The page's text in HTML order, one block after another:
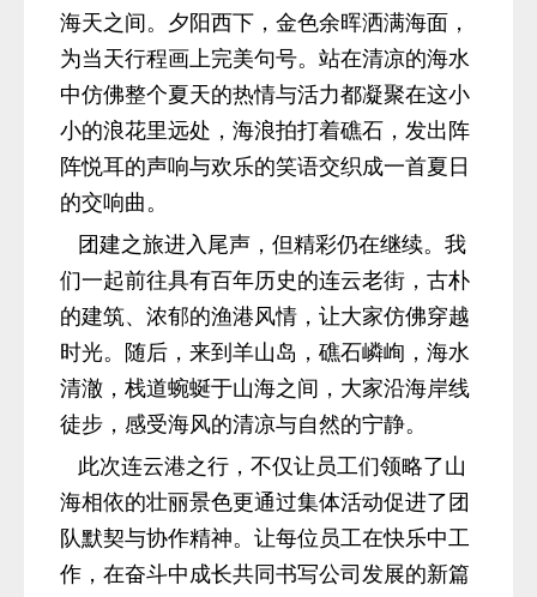
海天之间。夕阳西下，金色余晖洒满海面，
为当天行程画上完美句号。站在清凉的海水
中仿佛整个夏天的热情与活力都凝聚在这小
小的浪花里远处，海浪拍打着礁石，发出阵
阵悦耳的声响与欢乐的笑语交织成一首夏日
的交响曲。
团建之旅进入尾声，但精彩仍在继续。我
们一起前往具有百年历史的连云老街，古朴
的建筑、浓郁的渔港风情，让大家仿佛穿越
时光。随后，来到羊山岛，礁石嶙峋，海水
清澈，栈道蜿蜒于山海之间，大家沿海岸线
徒步，感受海风的清凉与自然的宁静。
此次连云港之行，不仅让员工们领略了山
海相依的壮丽景色更通过集体活动促进了团
队默契与协作精神。让每位员工在快乐中工
作，在奋斗中成长共同书写公司发展的新篇